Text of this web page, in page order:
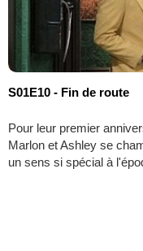
S01E10 - Fin de route
Pour leur premier
Marlon et Ashley se
un sens si spécial à